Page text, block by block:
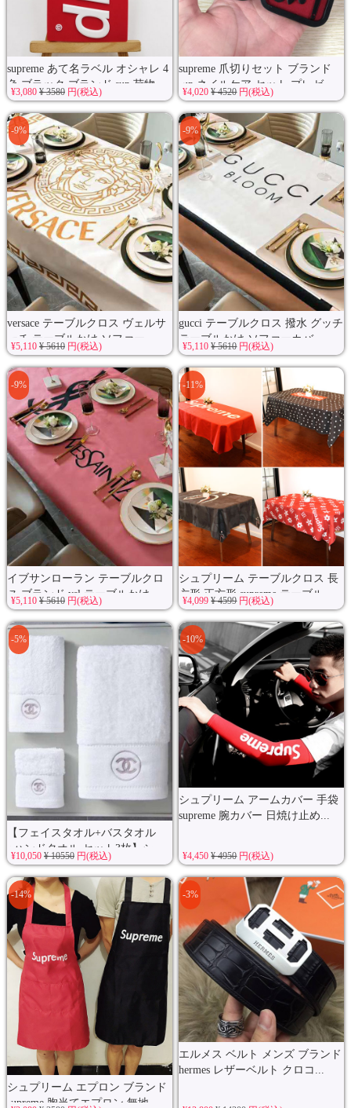
supreme あて名ラベル オシャレ 4
色 ブラック ブランド sup 荷物...
¥3,080 ¥ 3580円(税込)
supreme 爪切りセット ブランド
sup ネイルケア セット プレゼ
ン...
¥4,020¥ 4520円(税込)
versace テーブルクロス ヴェルサ
ーチ テーブルかけ ソファー...
-9%
¥5,110 ¥ 5610円(税込)
gucci テーブルクロス 撥水 グッチ
テーブルかけ ソファーカバ...
-9%
¥5,110¥ 5610円(税込)
イブサンローラン テーブルクロ
ス ブランド ysl テーブルかけ...
-9%
¥5,110 ¥ 5610円(税込)
シュプリーム テーブルクロス 長
方形 正方形 supreme テーブル...
-11%
¥4,099¥ 4599円(税込)
【フェイスタオル+バスタオル
+ハンドタオル セット3枚】シ
ャ...
-5%
¥10,050 ¥ 10550円(税込)
シュプリーム アームカバー 手袋
supreme 腕カバー 日焼け止め...
-10%
¥4,450¥ 4950円(税込)
シュプリーム エプロン ブランド
supreme 胸当てエプロン 無地...
-14%
エルメス ベルト メンズ ブランド
hermes レザーベルト クロコ...
-3%